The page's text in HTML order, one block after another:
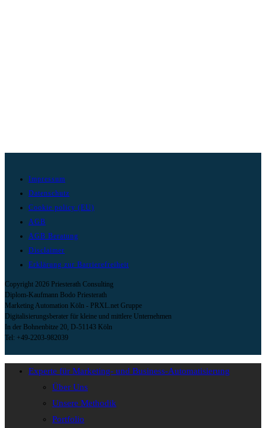
Impressum
Datenschutz
Cookie policy (EU)
AGB
AGB Beratung
Disclaimer
Erklärung zur Barrierefreiheit
Copyright 2026 Priesterath Consulting
Diplom-Kaufmann Bodo Priesterath
Marketing Automation Köln - PRXL.net Gruppe
Digitalisierungsberater für kleine und mittlere Unternehmen
In der Bohnenbitze 20, D-51143 Köln
Tel: +49-2203-982039
Experte für Marketing- und Business-Automatisierung
Über Uns
Unsere Methodik
Portfolio